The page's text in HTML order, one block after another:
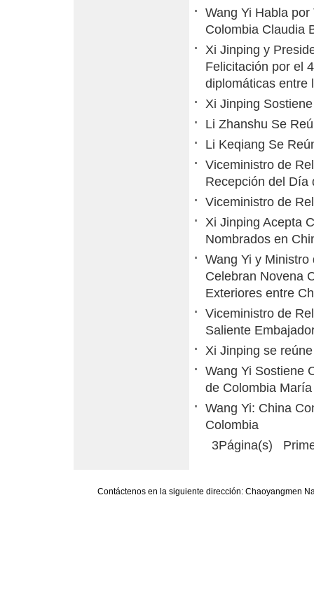
Wang Yi Habla
Colombia Claudia
Xi Jinping y
Felicitación por el
diplomáticas entre
Xi Jinping
Li Zhanshu Se
Li Keqiang Se
Viceministro de
Recepción del Día
Viceministro de
Xi Jinping Acepta
Nombrados en
Wang Yi y
Celebran Novena
Exteriores entre
Viceministro de
Saliente
Xi Jinping se
Wang Yi Sostiene
de Colombia
Wang Yi: China
Colombia
3Página(s)
Contáctenos en la siguiente dirección: Chaoyangmen